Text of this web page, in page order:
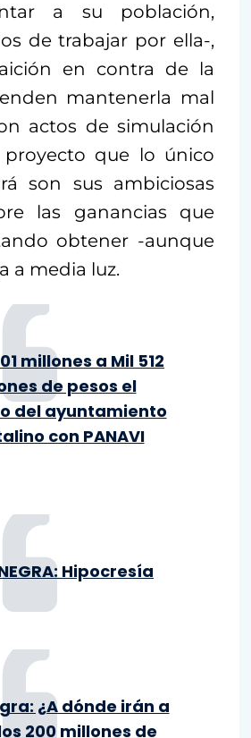
a su población,
de trabajar por ella-,
en contra de la
mantenerla mal
actos de simulación
que lo único
son sus ambiciosas
las ganancias que
obtener -aunque
a media luz.
millones a Mil 512
de pesos el
del ayuntamiento
con PANAVI
Hipocresía
¿A dónde irán a
200 millones de